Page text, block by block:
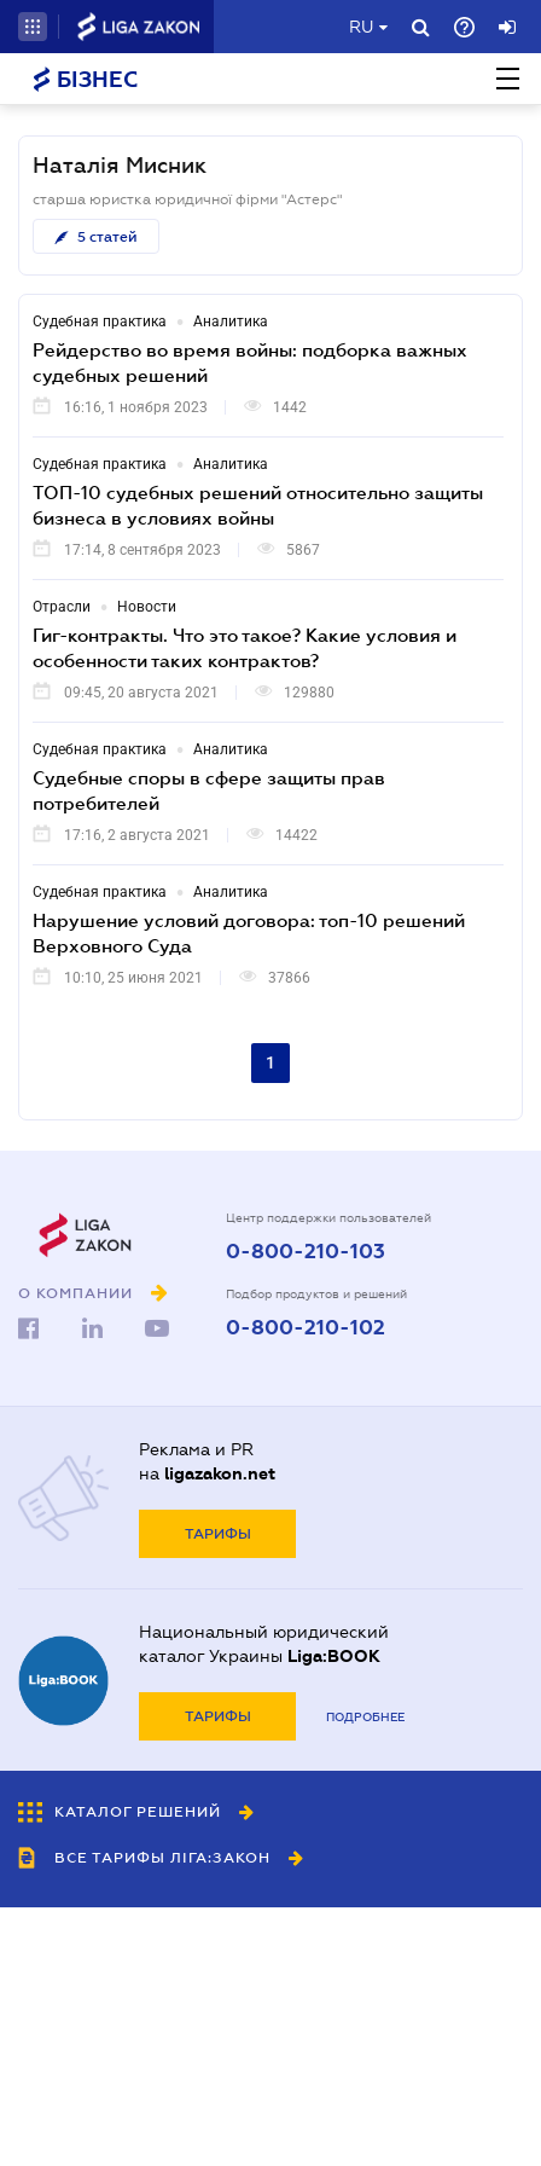
RU
БІЗНЕС
Наталія Мисник
старша юристка юридичної фірми "Астерс"
5 статей
Судебная практика • Аналитика
Рейдерство во время войны: подборка важных
судебных решений
16:16, 1 ноября 2023 1442
Судебная практика • Аналитика
ТОП-10 судебных решений относительно защиты
бизнеса в условиях войны
17:14, 8 сентября 2023 5867
Отрасли • Новости
Гиг-контракты. Что это такое? Какие условия и
особенности таких контрактов?
09:45, 20 августа 2021 129880
Судебная практика • Аналитика
Судебные споры в сфере защиты прав
потребителей
17:16, 2 августа 2021 14422
Судебная практика • Аналитика
Нарушение условий договора: топ-10 решений
Верховного Суда
10:10, 25 июня 2021 37866
1
О КОМПАНИИ
Центр поддержки пользователей
0-800-210-103
Подбор продуктов и решений
0-800-210-102
Реклама и PR
на ligazakon.net
ТАРИФЫ
Национальный юридический
каталог Украины Liga:BOOK
ТАРИФЫ ПОДРОБНЕЕ
КАТАЛОГ РЕШЕНИЙ
ВСЕ ТАРИФЫ ЛІГА:ЗАКОН